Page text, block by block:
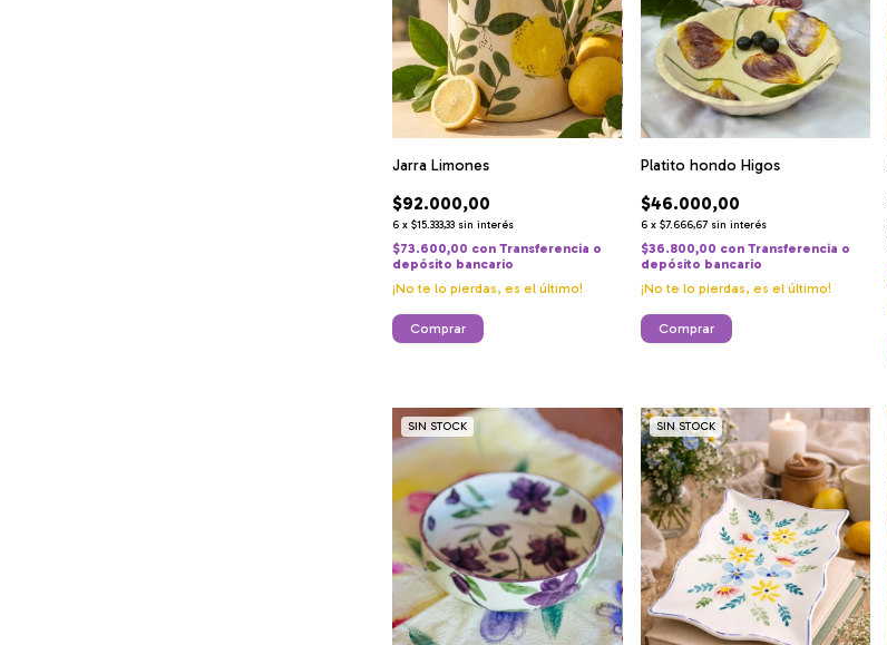
Jarra Limones
$92.000,00
6 x$15.333,33 sin interés
$73.600,00 con Transferencia o
depósito bancario
¡No te lo pierdas, es el último!
Platito hondo Higos
$46.000,00
6 x $7.666,67 sin interés
$36.800,00 con Transferencia o
depósito bancario
¡No te lo pierdas, es el último!
SIN STOCK SIN STOCK